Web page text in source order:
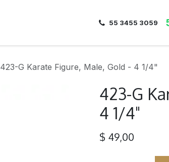
55 3455 3059
423-G Karate Figure, Male, Gold - 4 1/4"
423-G
4 1/4"
$ 49,00